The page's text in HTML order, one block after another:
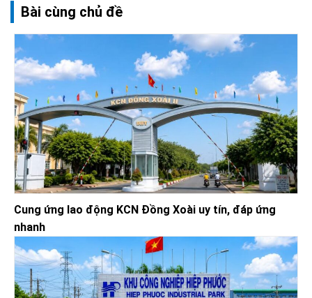
Bài cùng chủ đề
Cung ứng lao động KCN Đồng Xoài uy tín, đáp ứng
nhanh